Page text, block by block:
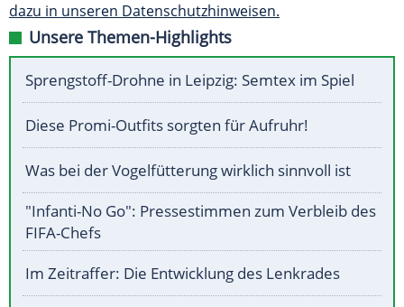
dazu in unseren Datenschutzhinweisen.
Unsere Themen-Highlights
Sprengstoff-Drohne in Leipzig: Semtex im Spiel
Diese Promi-Outfits sorgten für Aufruhr!
Was bei der Vogelfütterung wirklich sinnvoll ist
"Infanti-No Go": Pressestimmen zum Verbleib des
FIFA-Chefs
Im Zeitraffer: Die Entwicklung des Lenkrades